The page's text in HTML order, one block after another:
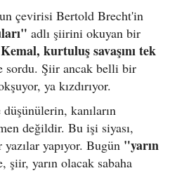
çevirisi Bertold Brecht'in
adlı şiirini okuyan bir
kurtuluş savaşını tek
sordu. Şiir ancak belli bir
ya kızdırıyor.
kanıların
değildir. Bu işi siyası,
yapıyor. Bugün "yarın
şiir, yarın olacak sabaha